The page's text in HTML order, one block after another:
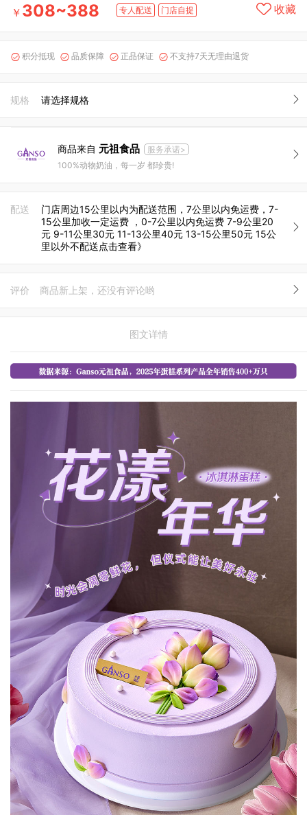
￥ 308~388 专人配送 门店自提 收藏
 积分抵现  品质保障  正品保证  不支持7天无理由退货
规格 请选择规格
商品来自 元祖食品
服务承诺>
100%动物奶油，每一岁 都珍贵!
配送
门店周边15公里以内为配送范围，7公里以内免运费，7-
15公里加收一定运费 ，0-7公里以内免运费 7-9公里20
元 9-11公里30元 11-13公里40元 13-15公里50元 15公
里以外不配送点击查看》
评价 商品新上架，还没有评论哟
图文详情